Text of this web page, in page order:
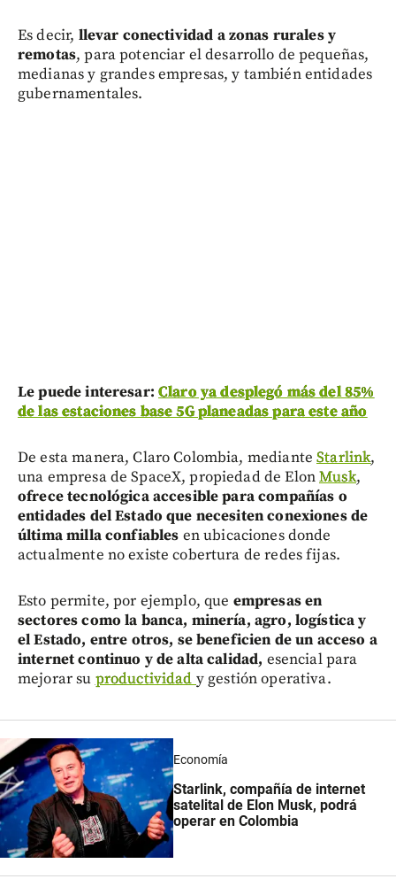
Es decir, llevar conectividad a zonas rurales y
remotas, para potenciar el desarrollo de pequeñas,
medianas y grandes empresas, y también entidades
gubernamentales.
Le puede interesar: Claro ya desplegó más del 85%
de las estaciones base 5G planeadas para este año
De esta manera, Claro Colombia, medianteStarlink,
una empresa de SpaceX, propiedad de ElonMusk,
ofrece tecnológica accesible para compañías o
entidades del Estado que necesiten conexiones de
última milla confiables en ubicaciones donde
actualmente no existe cobertura de redes fijas.
Esto permite, por ejemplo, que empresas en
sectores como la banca, minería, agro, logística y
el Estado, entre otros, se beneficien de un acceso a
internet continuo y de alta calidad, esencial para
mejorar su productividad y gestión operativa.
Economía
Starlink, compañía de internet
satelital de Elon Musk, podrá
operar en Colombia